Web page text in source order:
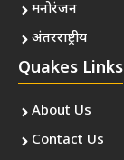
मनोरंजन
अंतरराष्ट्रीय
Quakes Links
About Us
Contact Us